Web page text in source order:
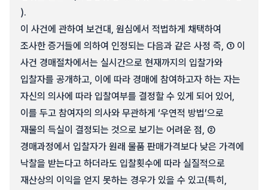
).
이 사건에 관하여 보건대, 원심에서 적법하게 채택하여
조사한 증거들에 의하여 인정되는 다음과 같은 사정 즉, ① 이
사건 경매절차에서는 실시간으로 현재까지의 입찰가와
입찰자를 공개하고, 이에 따라 경매에 참여하고자 하는 자는
자신의 의사에 따라 입찰여부를 결정할 수 있게 되어 있어,
이를 두고 참여자의 의사와 무관하게 ‘우연적 방법’으로
재물의 득실이 결정되는 것으로 보기는 어려운 점, ②
경매과정에서 입찰자가 원래 물품 판매가격보다 낮은 가격에
낙찰을 받는다고 하더라도 입찰횟수에 따라 실질적으로
재산상의 이익을 얻지 못하는 경우가 있을 수 있고(특히,